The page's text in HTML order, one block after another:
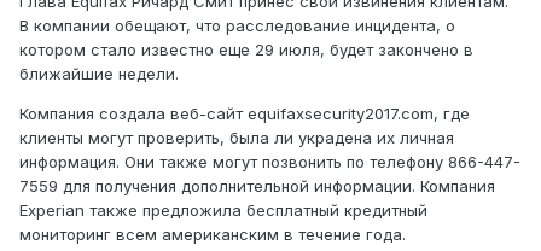
В компании обещают, что расследование инцидента, о
котором стало известно еще 29 июля, будет закончено в
ближайшие недели.
Компания создала веб-сайт equifaxsecurity2017.com, где
клиенты могут проверить, была ли украдена их личная
информация. Они также могут позвонить по телефону 866-447-
7559 для получения дополнительной информации. Компания
Experian также предложила бесплатный кредитный
мониторинг всем американским в течение года.